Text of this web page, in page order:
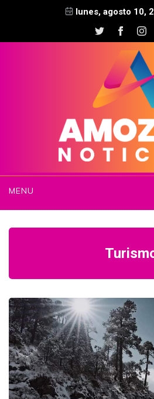
lunes, agosto 10,
MENU